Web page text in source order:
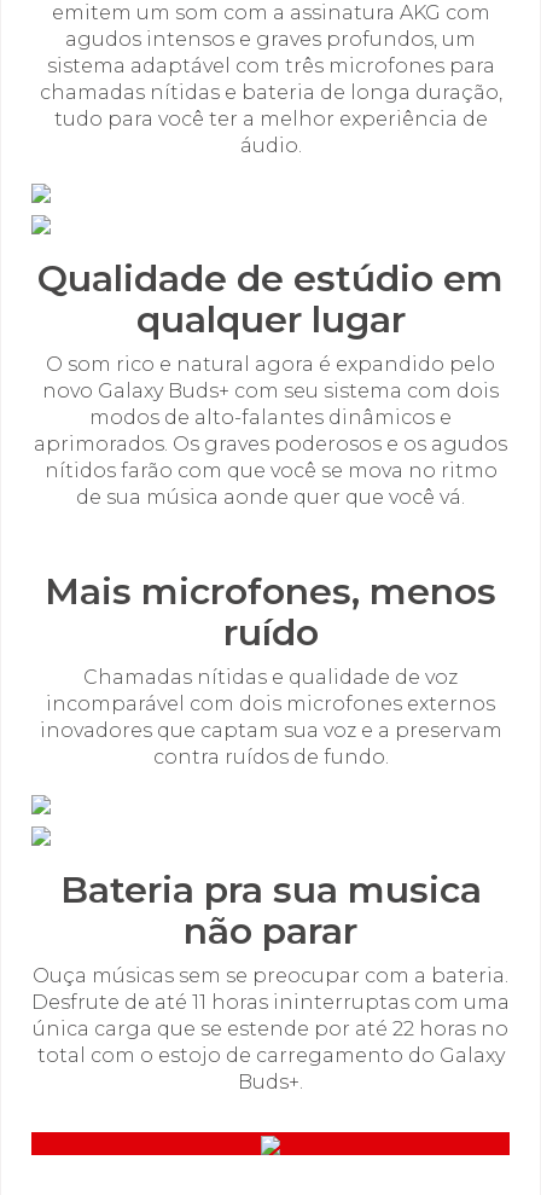
emitem um som com a assinatura AKG com
agudos intensos e graves profundos, um
sistema adaptável com três microfones para
chamadas nítidas e bateria de longa duração,
tudo para você ter a melhor experiência de
áudio.
Qualidade de estúdio em
qualquer lugar
O som rico e natural agora é expandido pelo
novo Galaxy Buds+ com seu sistema com dois
modos de alto-falantes dinâmicos e
aprimorados. Os graves poderosos e os agudos
nítidos farão com que você se mova no ritmo
de sua música aonde quer que você vá.
Mais microfones, menos
ruído
Chamadas nítidas e qualidade de voz
incomparável com dois microfones externos
inovadores que captam sua voz e a preservam
contra ruídos de fundo.
Bateria pra sua musica
não parar
Ouça músicas sem se preocupar com a bateria.
Desfrute de até 11 horas ininterruptas com uma
única carga que se estende por até 22 horas no
total com o estojo de carregamento do Galaxy
Buds+.